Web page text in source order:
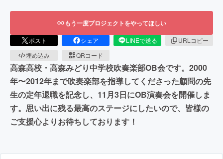
もう一度プロジェクトをやってほしい
ポスト シェア LINEで送る
URLコピー
埋め込み
QRコード
高森高校・高森みどり中学校吹奏楽部OB会です。2000
年〜2012年まで吹奏楽部を指導してくださった顧問の先
生の定年退職を記念し、11月3日にOB演奏会を開催しま
す。思い出に残る最高のステージにしたいので、皆様の
ご支援心よりお待ちしております！